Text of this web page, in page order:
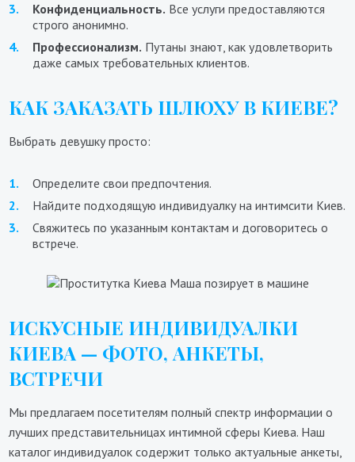
Конфиденциальность. Все услуги предоставляются
строго анонимно.
Профессионализм. Путаны знают, как удовлетворить
даже самых требовательных клиентов.
КАК ЗАКАЗАТЬ ШЛЮХУ В КИЕВЕ?
Выбрать девушку просто:
Определите свои предпочтения.
Найдите подходящую индивидуалку на интимсити Киев.
Свяжитесь по указанным контактам и договоритесь о
встрече.
ИСКУСНЫЕ ИНДИВИДУАЛКИ
КИЕВА — ФОТО, АНКЕТЫ,
ВСТРЕЧИ
Мы предлагаем посетителям полный спектр информации о
лучших представительницах интимной сферы Киева. Наш
каталог индивидуалок содержит только актуальные анкеты,